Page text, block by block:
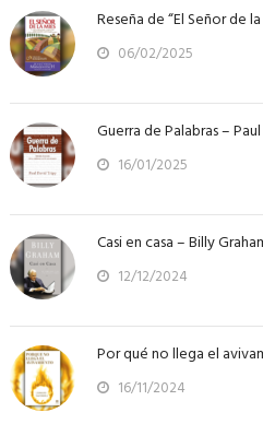
Reseña de “El Señor de
06/02/2025
Guerra de Palabras –
16/01/2025
Casi en casa – Billy
12/12/2024
Por qué no llega el
16/11/2024